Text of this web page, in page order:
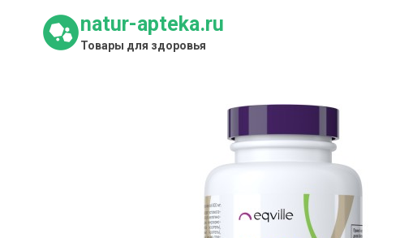
содержимому
natur-apteka.ru
Товары для здоровья